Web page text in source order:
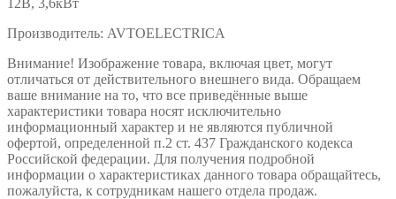
Производитель: AVTOELECTRICA
Внимание! Изображение товара, включая цвет, могут
отличаться от действительного внешнего вида. Обращаем
ваше внимание на то, что все приведённые выше
характеристики товара носят исключительно
информационный характер и не являются публичной
офертой, определенной п.2 ст. 437 Гражданского кодекса
Российской федерации. Для получения подробной
информации о характеристиках данного товара обращайтесь,
пожалуйста, к сотрудникам нашего отдела продаж.